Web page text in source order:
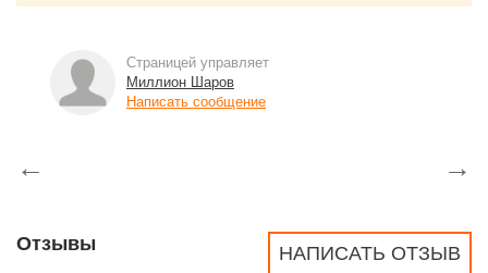
Страницей управляет
Миллион Шаров
Написать сообщение
← →
НАПИСАТЬ ОТЗЫВ
Отзывы